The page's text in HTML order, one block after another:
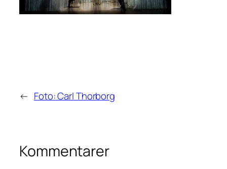
← Foto: Carl Thorborg
Kommentarer